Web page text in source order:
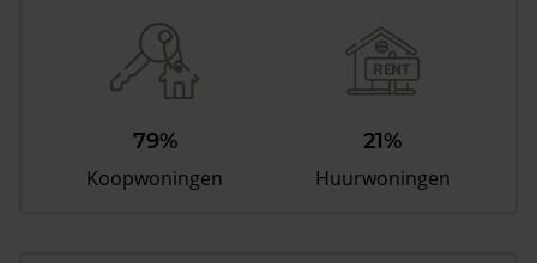
79%
Koopwoningen
21%
Huurwoningen